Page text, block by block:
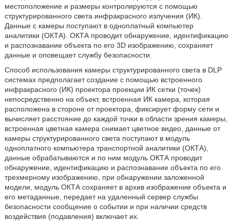
местоположение и размеры контролируются с помощью
структурированного света инфракрасного излучения (ИК).
Данные с камеры поступают в одноплатный компьютер
аналитики (ОКТА). ОКТА проводит обнаружение, идентификацию
и распознавание объекта по его 3D изображению, сохраняет
данные и оповещает службу безопасности.
Способ использования камеры структурированного света в DLP
системах предполагает создание с помощью встроенного
инфракрасного (ИК) проектора проекции ИК сетки (точек)
непосредственно на объект, встроенная ИК камера, которая
расположена в стороне от проектора, фиксирует форму сети и
вычисляет расстояние до каждой точки в области зрения камеры,
встроенная цветная камера снимает цветное видео, данные от
камеры структурированного света поступают в модуль
одноплатного компьютера транспортной аналитики (ОКТА),
данные обрабатываются и по ним модуль ОКТА проводит
обнаружение, идентификацию и распознавание объекта по его
трехмерному изображению, при обнаружении заложенной
модели, модуль ОКТА сохраняет в архив изображение объекта и
его метаданные, передает на удаленный сервер службы
безопасности сообщение о событии и при наличии средств
воздействия (подавления) включает их.